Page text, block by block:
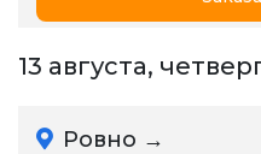
13 августа,
Ровно →